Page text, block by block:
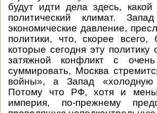
будут идти дела здесь, какой
политический климат.
экономические давление,
политики, что, скорее
которые сегодня эту
затяжной конфликт с
суммировать, Москва
войны», а Запад «холодную
Потому что РФ, хотя и
империя, по-прежнему